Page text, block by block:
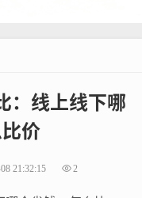
：线上线下哪
价
21:32:15 2